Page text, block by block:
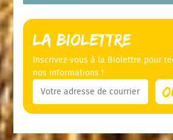
La Biolettre
Inscrivez-vous à la Biolettre pour
nos informations !